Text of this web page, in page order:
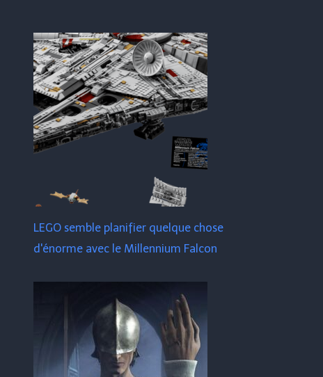
LEGO semble planifier quelque chose
d'énorme avec le Millennium Falcon